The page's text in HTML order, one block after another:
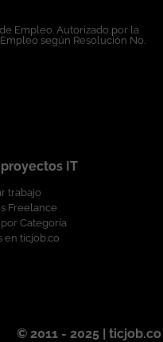
Empleo. Autorizado por la
según Resolución No.
IT
trabajo
Freelance
Categoría
en ticjob.co
© 2011 - 2025 | ticjob.co